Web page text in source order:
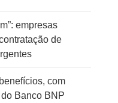
empresas
de
com
Banco BNP